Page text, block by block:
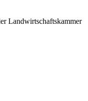
Landwirtschaftskammer